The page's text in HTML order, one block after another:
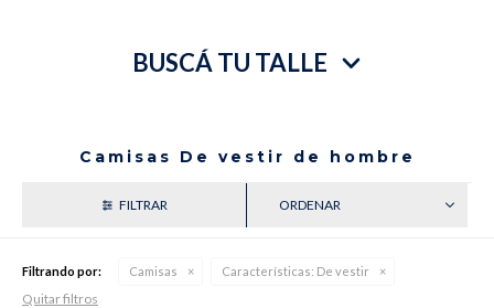
BUSCÁ TU TALLE
Camisas De vestir de hombre
Filtrando por: Camisas Características: De vestir
Quitar filtros